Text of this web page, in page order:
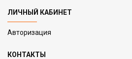
ЛИЧНЫЙ КАБИНЕТ
Авторизация
КОНТАКТЫ